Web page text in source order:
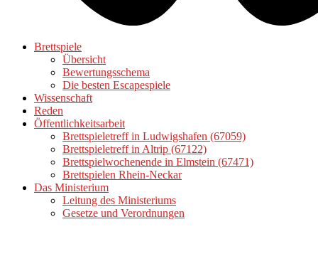
Brettspiele
Übersicht
Bewertungsschema
Die besten Escapespiele
Wissenschaft
Reden
Öffentlichkeitsarbeit
Brettspieletreff in Ludwigshafen (67059)
Brettspieletreff in Altrip (67122)
Brettspielwochenende in Elmstein (67471)
Brettspielen Rhein-Neckar
Das Ministerium
Leitung des Ministeriums
Gesetze und Verordnungen